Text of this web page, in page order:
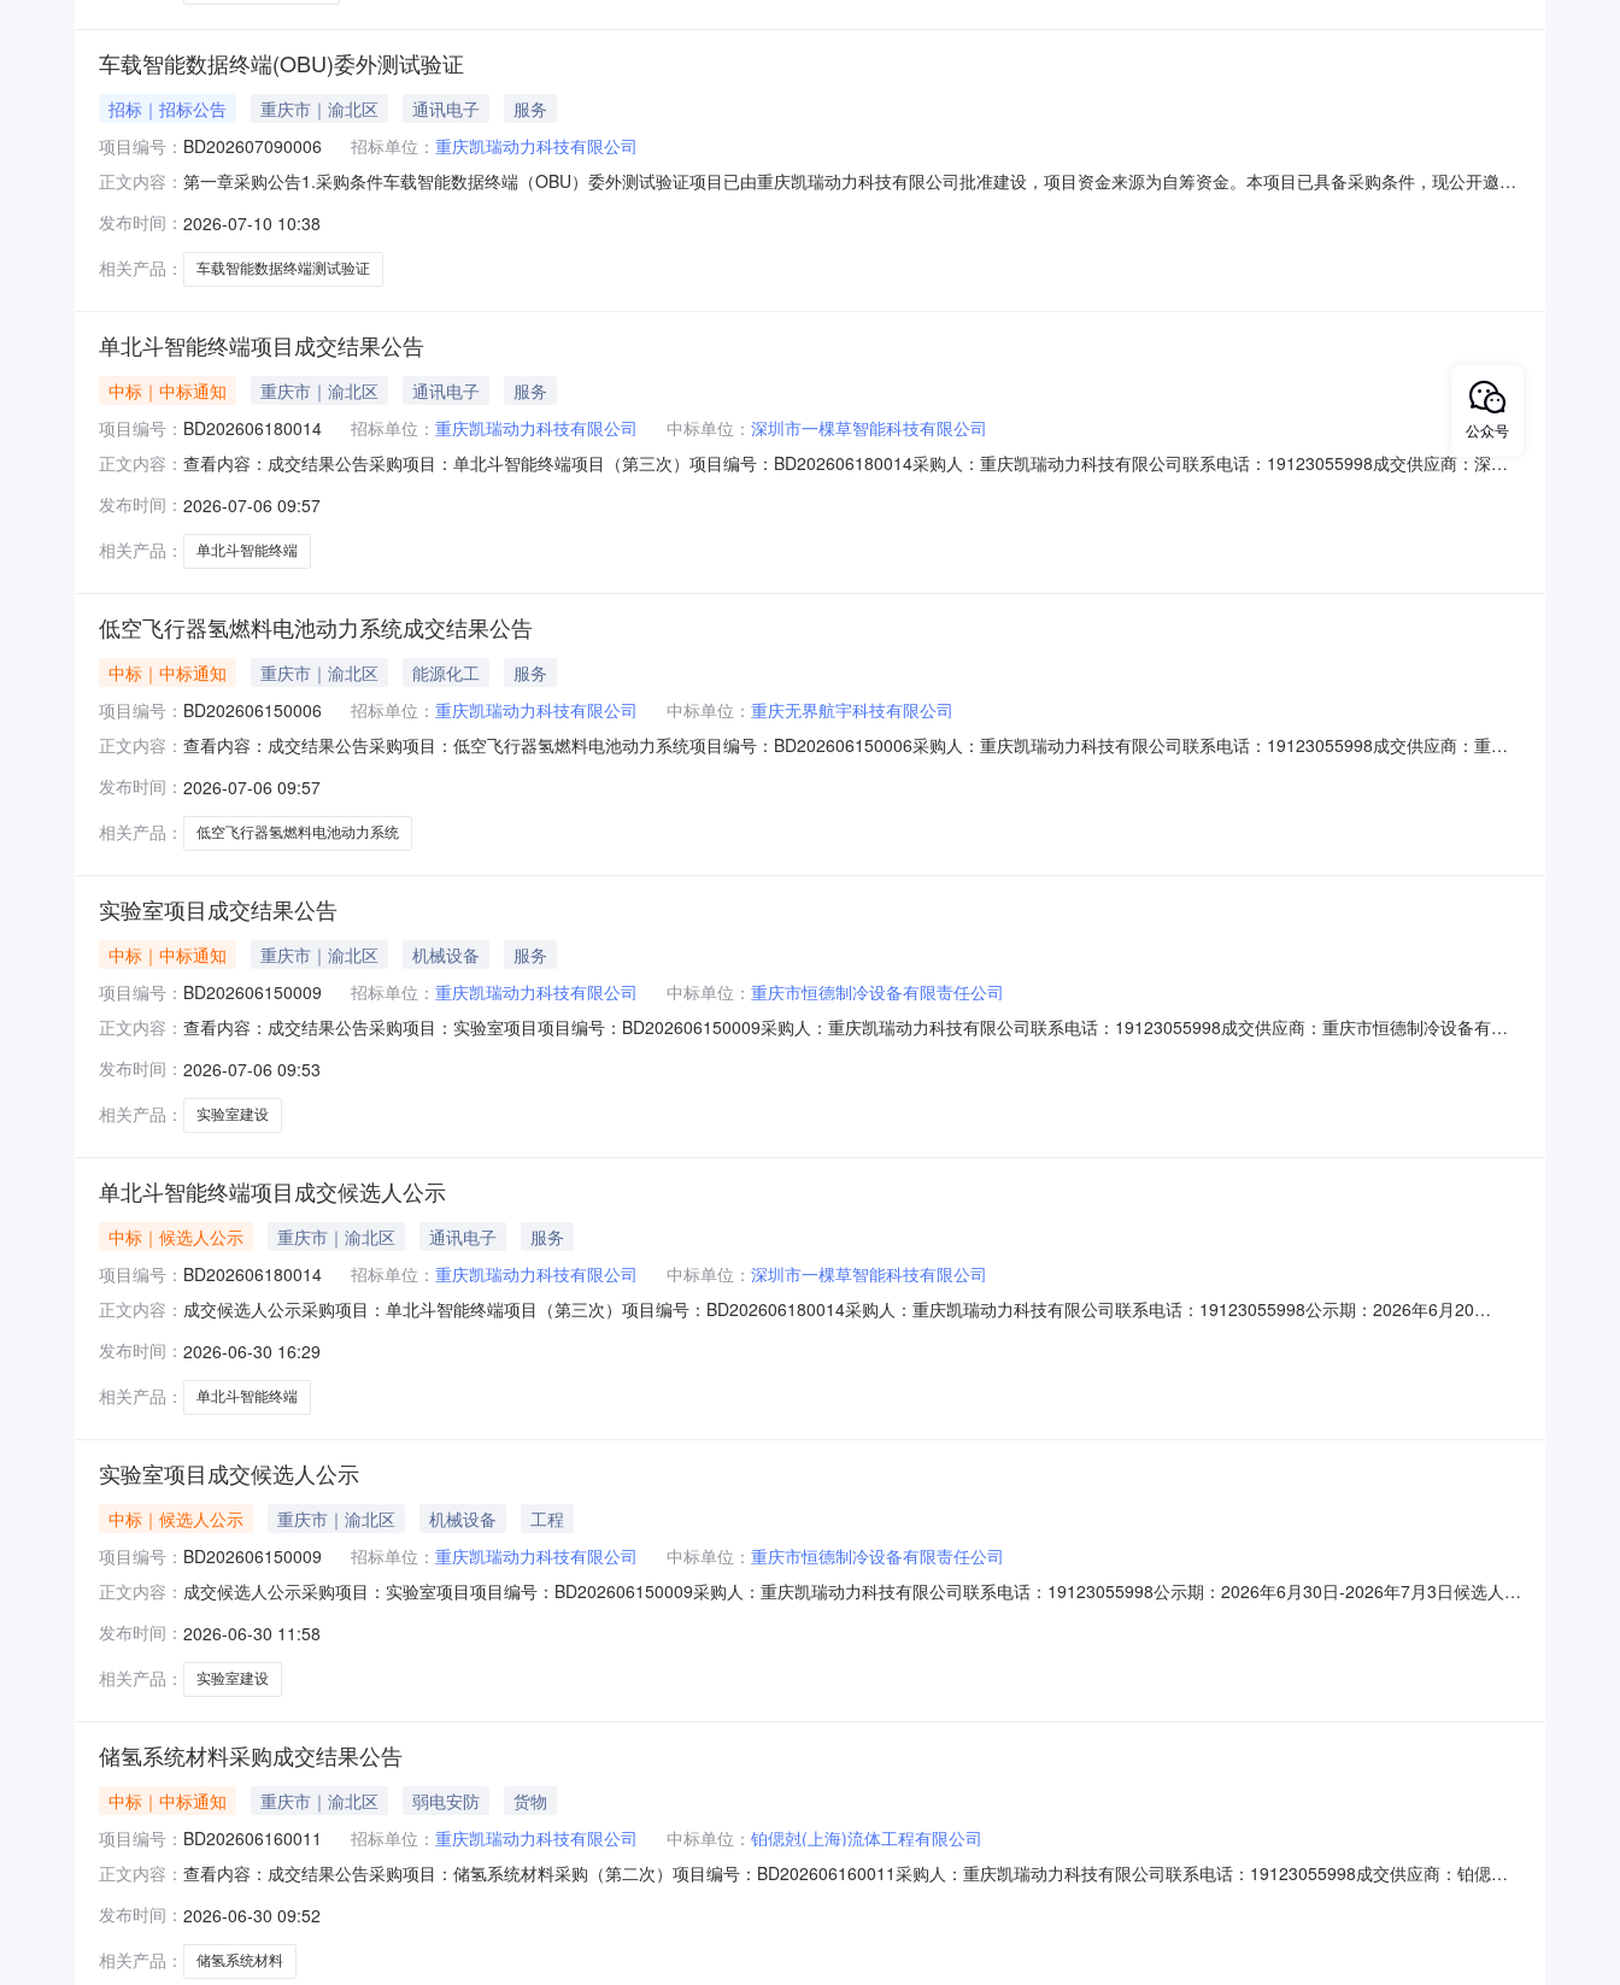
车载智能数据终端(OBU)委外测试验证
招标｜招标公告 重庆市｜渝北区 通讯电子
服务
项目编号： BD202607090006 招标单位： 重庆凯瑞动力科技有限公司
正文内容： 第一章采购公告1.采购条件车载智能数据终端（OBU）委外测试验证项目已由重庆凯瑞动力科技有限公司批准建设，项目资金来源为自筹资金。本项目已具备采购条件，现公开邀请
范围：包括但不限于车载智能数据终端（OBU）委外测试验证等服务内容。项目具体服务要求详见第五章采购需求。2.5服务期限：自合同签订生效之日起60（R天￡月￡年）内完
成本项目
发布时间： 2026-07-10 10:38
相关产品：
车载智能数据终端测试验证
单北斗智能终端项目成交结果公告
中标｜中标通知 重庆市｜渝北区 通讯电子
服务
项目编号： BD202606180014 招标单位： 重庆凯瑞动力科技有限公司 中标单位： 深圳市一棵草智能科技有限公司
正文内容： 查看内容：成交结果公告采购项目：单北斗智能终端项目（第三次）项目编号：BD202606180014采购人：重庆凯瑞动力科技有限公司联系电话：19123055998成交供应商：深圳
发布时间： 2026-07-06 09:57
相关产品：
单北斗智能终端
低空飞行器氢燃料电池动力系统成交结果公告
中标｜中标通知 重庆市｜渝北区 能源化工
服务
项目编号： BD202606150006 招标单位： 重庆凯瑞动力科技有限公司 中标单位： 重庆无界航宇科技有限公司
正文内容： 查看内容：成交结果公告采购项目：低空飞行器氢燃料电池动力系统项目编号：BD202606150006采购人：重庆凯瑞动力科技有限公司联系电话：19123055998成交供应商：重庆
发布时间： 2026-07-06 09:57
相关产品：
低空飞行器氢燃料电池动力系统
实验室项目成交结果公告
中标｜中标通知 重庆市｜渝北区 机械设备
服务
项目编号： BD202606150009 招标单位： 重庆凯瑞动力科技有限公司 中标单位： 重庆市恒德制冷设备有限责任公司
正文内容： 查看内容：成交结果公告采购项目：实验室项目项目编号：BD202606150009采购人：重庆凯瑞动力科技有限公司联系电话：19123055998成交供应商：重庆市恒德制冷设备有限
发布时间： 2026-07-06 09:53
相关产品：
实验室建设
单北斗智能终端项目成交候选人公示
中标｜候选人公示 重庆市｜渝北区 通讯电子
服务
项目编号： BD202606180014 招标单位： 重庆凯瑞动力科技有限公司 中标单位： 深圳市一棵草智能科技有限公司
正文内容： 成交候选人公示采购项目：单北斗智能终端项目（第三次）项目编号：BD202606180014采购人：重庆凯瑞动力科技有限公司联系电话：19123055998公示期：2026年6月20
深圳市一棵草智能科技有限公司投诉受理部门：审计合规部（023-68181725）备注：如果参与本项目的响应单位对评审结果有异议，请于公示期内以书面的形式向采购单位提
发布时间： 2026-06-30 16:29
相关产品：
单北斗智能终端
实验室项目成交候选人公示
中标｜候选人公示 重庆市｜渝北区 机械设备
工程
项目编号： BD202606150009 招标单位： 重庆凯瑞动力科技有限公司 中标单位： 重庆市恒德制冷设备有限责任公司
正文内容： 成交候选人公示采购项目：实验室项目项目编号：BD202606150009采购人：重庆凯瑞动力科技有限公司联系电话：19123055998公示期：2026年6月30日-2026年7月3日候选人排
与本项目的响应单位对评审结果有异议，请于公示期内以书面的形式向采购单位提出质疑，逾期将不再受理。公示期满，如无异议，即时生效。质疑发送邮箱：caer
发布时间： 2026-06-30 11:58
相关产品：
实验室建设
储氢系统材料采购成交结果公告
中标｜中标通知 重庆市｜渝北区 弱电安防
货物
项目编号： BD202606160011 招标单位： 重庆凯瑞动力科技有限公司 中标单位： 铂偲尅(上海)流体工程有限公司
正文内容： 查看内容：成交结果公告采购项目：储氢系统材料采购（第二次）项目编号：BD202606160011采购人：重庆凯瑞动力科技有限公司联系电话：19123055998成交供应商：铂偲尅
发布时间： 2026-06-30 09:52
相关产品：
储氢系统材料
公众号